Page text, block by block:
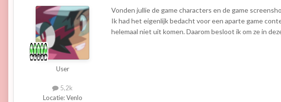
User
5,2k
Locatie:Venlo
Vonden jullie de game characters en de game
Ik had het eigenlijk bedacht voor een aparte game
helemaal niet uit komen. Daarom besloot ik om ze in